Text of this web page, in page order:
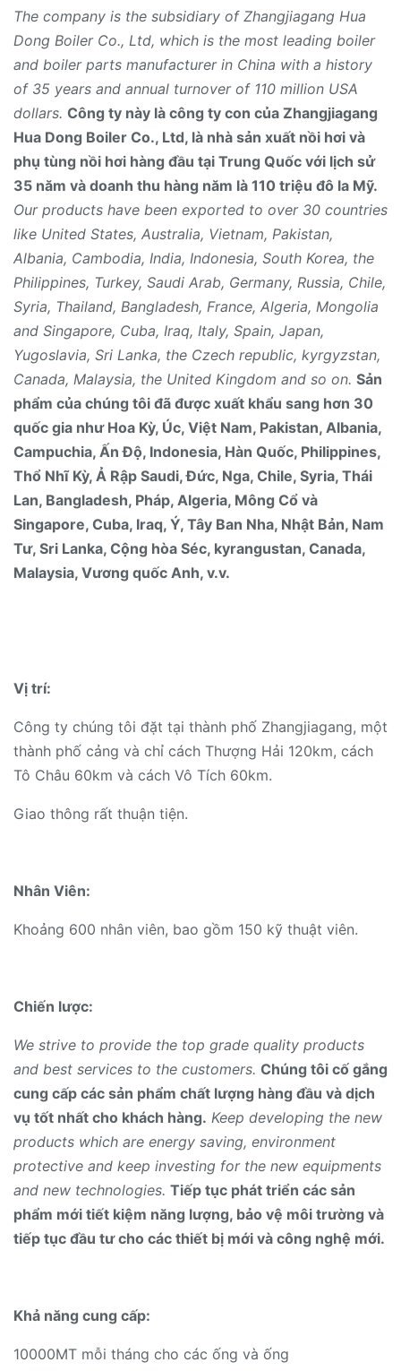
The company is the subsidiary of Zhangjiagang Hua
Dong Boiler Co., Ltd, which is the most leading boiler
and boiler parts manufacturer in China with a history
of 35 years and annual turnover of 110 million USA
dollars. Công ty này là công ty con của Zhangjiagang
Hua Dong Boiler Co., Ltd, là nhà sản xuất nồi hơi và
phụ tùng nồi hơi hàng đầu tại Trung Quốc với lịch sử
35 năm và doanh thu hàng năm là 110 triệu đô la Mỹ.
Our products have been exported to over 30 countries
like United States, Australia, Vietnam, Pakistan,
Albania, Cambodia, India, Indonesia, South Korea, the
Philippines, Turkey, Saudi Arab, Germany, Russia, Chile,
Syria, Thailand, Bangladesh, France, Algeria, Mongolia
and Singapore, Cuba, Iraq, Italy, Spain, Japan,
Yugoslavia, Sri Lanka, the Czech republic, kyrgyzstan,
Canada, Malaysia, the United Kingdom and so on. Sản
phẩm của chúng tôi đã được xuất khẩu sang hơn 30
quốc gia như Hoa Kỳ, Úc, Việt Nam, Pakistan, Albania,
Campuchia, Ấn Độ, Indonesia, Hàn Quốc, Philippines,
Thổ Nhĩ Kỳ, Ả Rập Saudi, Đức, Nga, Chile, Syria, Thái
Lan, Bangladesh, Pháp, Algeria, Mông Cổ và
Singapore, Cuba, Iraq, Ý, Tây Ban Nha, Nhật Bản, Nam
Tư, Sri Lanka, Cộng hòa Séc, kyrangustan, Canada,
Malaysia, Vương quốc Anh, v.v.
Vị trí:
Công ty chúng tôi đặt tại thành phố Zhangjiagang, một
thành phố cảng và chỉ cách Thượng Hải 120km, cách
Tô Châu 60km và cách Vô Tích 60km.
Giao thông rất thuận tiện.
Nhân Viên:
Khoảng 600 nhân viên, bao gồm 150 kỹ thuật viên.
Chiến lược:
We strive to provide the top grade quality products
and best services to the customers. Chúng tôi cố gắng
cung cấp các sản phẩm chất lượng hàng đầu và dịch
vụ tốt nhất cho khách hàng. Keep developing the new
products which are energy saving, environment
protective and keep investing for the new equipments
and new technologies. Tiếp tục phát triển các sản
phẩm mới tiết kiệm năng lượng, bảo vệ môi trường và
tiếp tục đầu tư cho các thiết bị mới và công nghệ mới.
Khả năng cung cấp:
10000MT mỗi tháng cho các ống và ống